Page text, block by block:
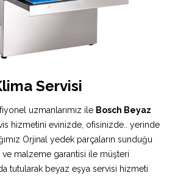
Servisi
uzmanlarımız ile Bosch Beyaz
hizmetini evinizde, ofisinizde.. yerinde
Orjinal yedek parçaların sunduğu
ve malzeme garantisi ile müşteri
tutularak beyaz eşya servisi hizmeti